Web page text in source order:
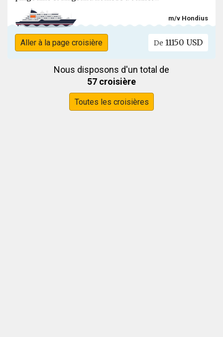
m/v Hondius
Aller à la page croisière De 11150 USD
Nous disposons d'un total de
57 croisière
Toutes les croisières